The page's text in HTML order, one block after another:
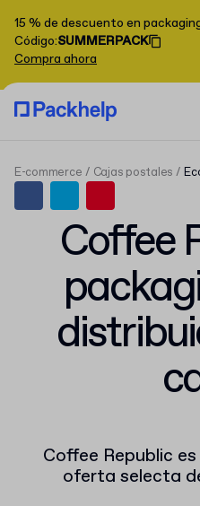
15 % de descuento en
Código:SUMMERPACK
Compra ahora
Coffee
E-commerce Cajas postales
Coffee Republic
oferta selecta